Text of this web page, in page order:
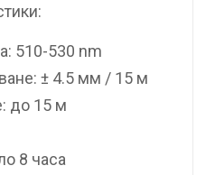
510-530 nm
± 4.5 мм / 15 м
до 15 м
8 часа